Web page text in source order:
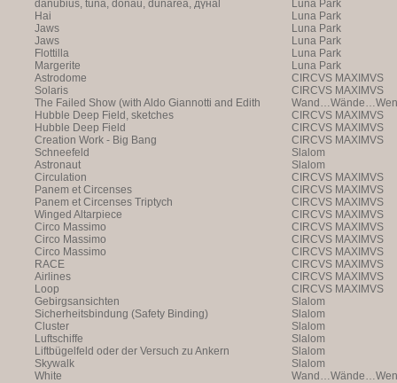
danubius, tuna, donau, dunàrea, дүнаl
Luna Park
Hai
Luna Park
Jaws
Luna Park
Jaws
Luna Park
Flottilla
Luna Park
Margerite
Luna Park
Astrodome
CIRCVS MAXIMVS
Solaris
CIRCVS MAXIMVS
The Failed Show (with Aldo Giannotti and Edith
Payer)
Hubble Deep Field, sketches
CIRCVS MAXIMVS
Hubble Deep Field
CIRCVS MAXIMVS
Creation Work - Big Bang
CIRCVS MAXIMVS
Schneefeld
Slalom
Astronaut
Slalom
Circulation
CIRCVS MAXIMVS
Panem et Circenses
CIRCVS MAXIMVS
Panem et Circenses Triptych
CIRCVS MAXIMVS
Winged Altarpiece
CIRCVS MAXIMVS
Circo Massimo
CIRCVS MAXIMVS
Circo Massimo
CIRCVS MAXIMVS
Circo Massimo
CIRCVS MAXIMVS
RACE
CIRCVS MAXIMVS
Airlines
CIRCVS MAXIMVS
Loop
CIRCVS MAXIMVS
Gebirgsansichten
Slalom
Sicherheitsbindung (Safety Binding)
Slalom
Cluster
Slalom
Luftschiffe
Slalom
Liftbügelfeld oder der Versuch zu Ankern
Slalom
Skywalk
Slalom
White